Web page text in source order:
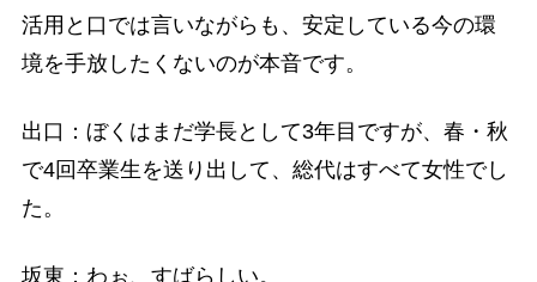
活用と口では言いながらも、安定している今の環
境を手放したくないのが本音です。
出口：ぼくはまだ学長として3年目ですが、春・秋
で4回卒業生を送り出して、総代はすべて女性でし
た。
坂東：わぉ、すばらしい。